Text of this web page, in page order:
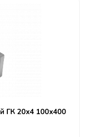
ГК 20х4 100х400